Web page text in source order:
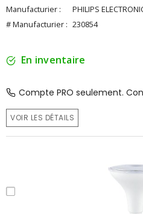
Manufacturier :
PHILIPS
# Manufacturier : 230854
En inventaire
Compte PRO seulement.
VOIR LES DÉTAILS